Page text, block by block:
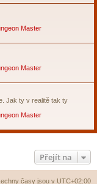
Master
Master
Jak ty v realitě tak ty
Master
Přejít na
časy jsou v UTC+02:00